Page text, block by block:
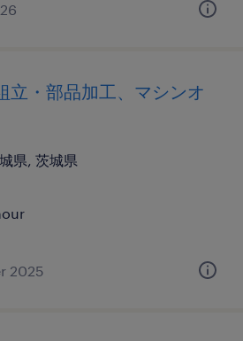
立・部品加工、マシンオ
県, 茨城県
2025